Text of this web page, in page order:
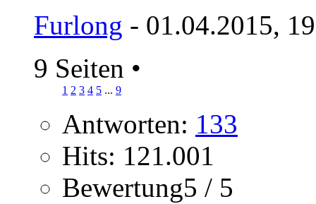
Furlong - 01.04.2015,
9 Seiten •
1 2 3 4 5 ... 9
Antworten: 133
Hits: 121.001
Bewertung5 / 5